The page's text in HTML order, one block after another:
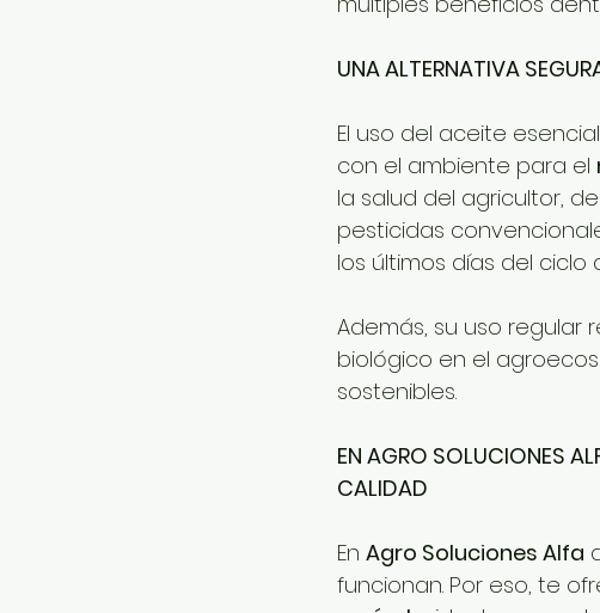
UNA ALTERNATIVA
El uso del aceite
con el ambiente para el
la salud del agricultor,
pesticidas
los últimos días del ciclo
Además, su uso regular
biológico en el
sostenibles.
EN AGRO SOLUCIONES
CALIDAD
En Agro Soluciones Alfa
funcionan. Por eso, te